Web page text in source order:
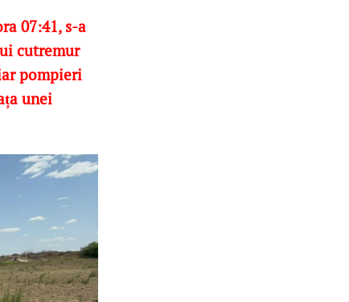
07:41, s-a
cutremur
pompieri
unei